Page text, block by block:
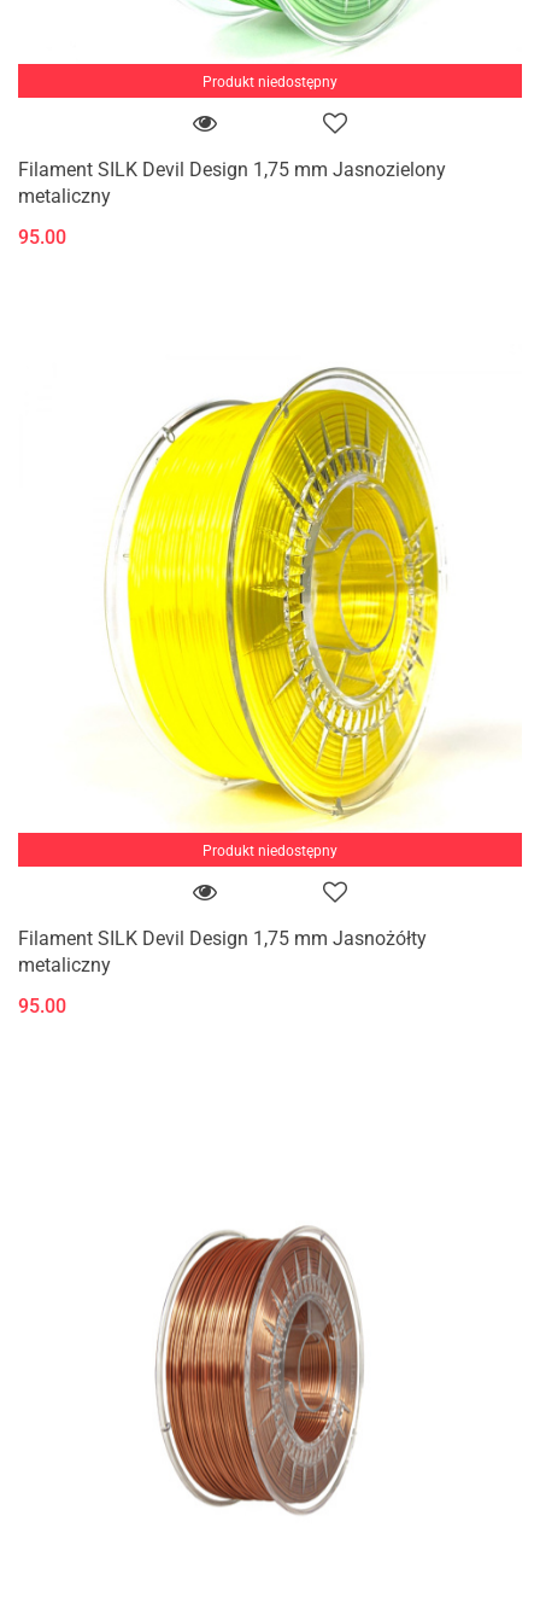
Produkt niedostępny
Filament SILK Devil Design 1,75 mm Jasnozielony
metaliczny
95.00
Produkt niedostępny
Filament SILK Devil Design 1,75 mm Jasnożółty
metaliczny
95.00